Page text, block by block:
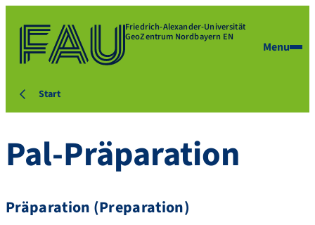
Friedrich-Alexander-Universität
GeoZentrum Nordbayern EN
Menu
Start
Pal-Präparation
Präparation (Preparation)